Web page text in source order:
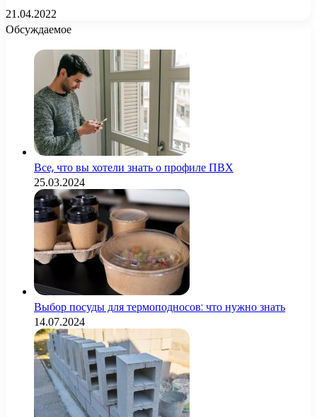
21.04.2022
Обсуждаемое
Все, что вы хотели знать о профиле ПВХ
25.03.2024
Выбор посуды для термоподносов: что нужно знать
14.07.2024